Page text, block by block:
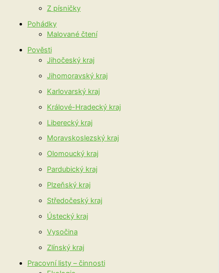
Z písničky
Pohádky
Malované čtení
Pověsti
Jihočeský kraj
Jihomoravský kraj
Karlovarský kraj
Králové-Hradecký kraj
Liberecký kraj
Moravskoslezský kraj
Olomoucký kraj
Pardubický kraj
Plzeňský kraj
Středočeský kraj
Ústecký kraj
Vysočina
Zlínský kraj
Pracovní listy – činnosti